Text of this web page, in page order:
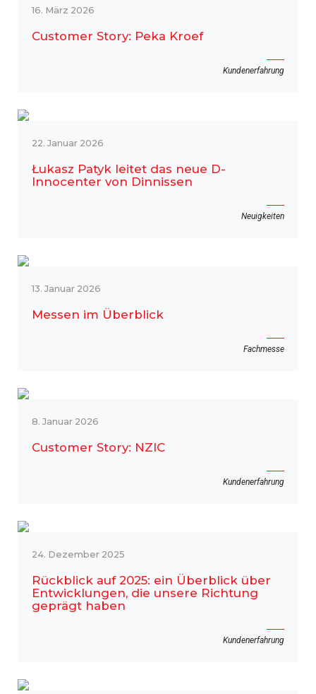
16. März 2026
Customer Story: Peka Kroef
Kundenerfahrung
22. Januar 2026
Łukasz Patyk leitet das neue D-
Innocenter von Dinnissen
Neuigkeiten
13. Januar 2026
Messen im Überblick
Fachmesse
8. Januar 2026
Customer Story: NZIC
Kundenerfahrung
24. Dezember 2025
Rückblick auf 2025: ein Überblick über
Entwicklungen, die unsere Richtung
geprägt haben
Kundenerfahrung